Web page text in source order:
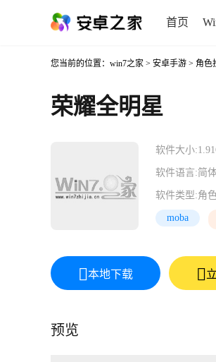
首页
您当前的位置： win7之家 > 安卓手游 > 角色
荣耀全明星
软件大小:
软件语言:简
软件类型:角
moba
本地下载
预览